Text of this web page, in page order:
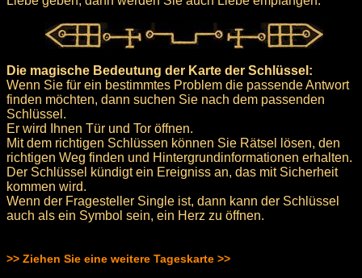
Die magische Bedeutung der Karte der Schlüssel:
Wenn Sie für ein bestimmtes Problem die passende Antwort
finden möchten, dann suchen Sie nach dem passenden
Schlüssel.
Er wird Ihnen Tür und Tor öffnen.
Mit dem richtigen Schlüssen können Sie Rätsel lösen, den
richtigen Weg finden und Hintergrundinformationen erhalten.
Der Schlüssel kündigt ein Ereigniss an, das mit Sicherheit
kommen wird.
Wenn der Fragesteller Single ist, dann kann der Schlüssel
auch als ein Symbol sein, ein Herz zu öffnen.
>> Ziehen Sie eine weitere Tageskarte >>